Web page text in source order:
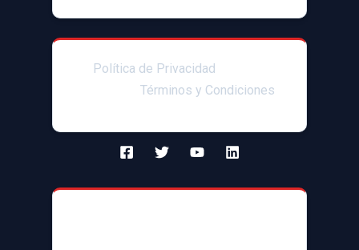
Política de Privacidad
Términos y Condiciones